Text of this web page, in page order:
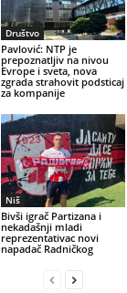
Društvo
Pavlović: NTP je
prepoznatljiv na nivou
Evrope i sveta, nova
zgrada strahovit podsticaj
za kompanije
Niš
Bivši igrač Partizana i
nekadašnji mladi
reprezentativac novi
napadač Radničkog